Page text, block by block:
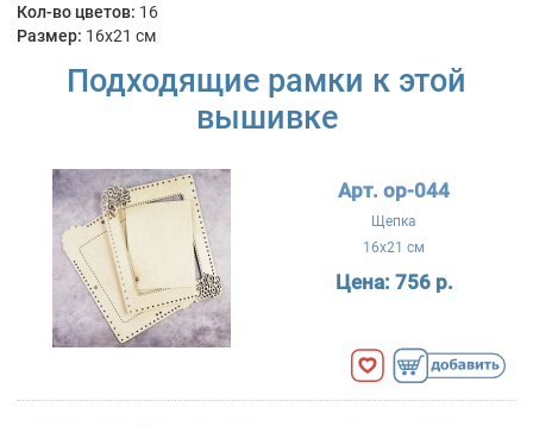
Кол-во цветов: 16
Размер: 16x21 см
Подходящие рамки к этой
вышивке
Арт. ор-044
Щепка
16x21 см
Цена: 756 р.